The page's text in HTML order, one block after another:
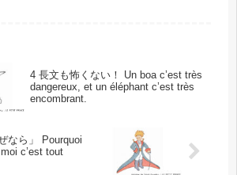
4 長文も怖くない！ Un boa c’est très
dangereux, et un éléphant c’est très
encombrant.
なら」 Pourquoi
c’est tout